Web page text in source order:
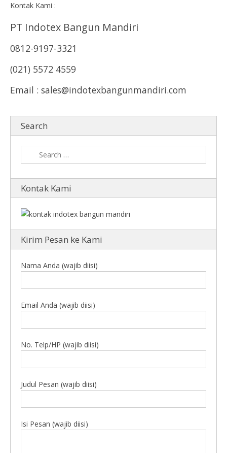
Kontak Kami :
PT Indotex Bangun Mandiri
0812-9197-3321
(021) 5572 4559
Email : sales@indotexbangunmandiri.com
Search
Kontak Kami
Kirim Pesan ke Kami
Nama Anda (wajib diisi)
Email Anda (wajib diisi)
No. Telp/HP (wajib diisi)
Judul Pesan (wajib diisi)
Isi Pesan (wajib diisi)